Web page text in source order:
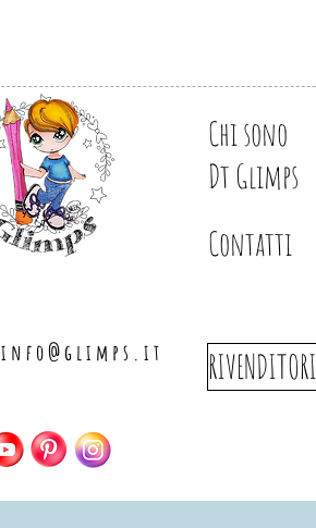
Chi sono
Dt Glimps
Contatti
info@glimps.it RIVENDITORI